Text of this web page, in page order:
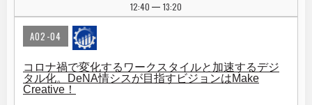
12:40 | 13:20
A02-04
コロナ禍で変化するワークスタイルと加速するデジ
タル化。DeNA情シスが目指すビジョンはMake
Creative！